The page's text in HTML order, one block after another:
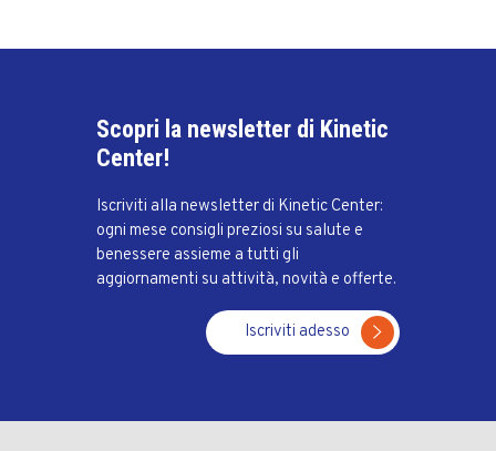
Scopri la newsletter di Kinetic
Center!
Iscriviti alla newsletter di Kinetic Center:
ogni mese consigli preziosi su salute e
benessere assieme a tutti gli
aggiornamenti su attività, novità e offerte.
Iscriviti adesso